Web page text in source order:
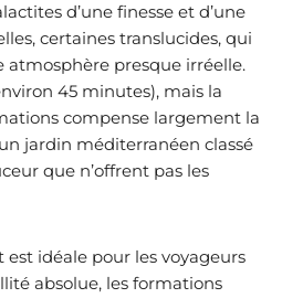
d’une finesse et d’une
certaines translucides, qui
presque irréelle.
45 minutes), mais la
compense largement la
jardin méditerranéen classé
que n’offrent pas les
idéale pour les voyageurs
absolue, les formations